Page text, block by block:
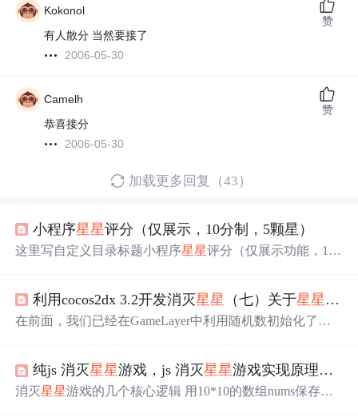
Kokonol
有人散分 当然要接了
2006-05-30
赞
Camelh
恭喜接分
2006-05-30
赞
加载更多回复（43）
小程序星星评分（仅展示，10分制，5颗星）
这里写自定义目录标题小程序星星评分（仅展示功能，10
星） 新写的页面有这个星星评分展示的功能，但是搜了好
久，都不太符合我想要的，于是我就结合别人的，写了自
le:'精选点评', commentList: [
利用cocos2dx 3.2开发消灭星星 （七）关于星星 的算
在前面，我们已经在GameLayer中利用随机数初始化了一
纯js 消灭星星游戏，js 消灭星星游戏实现原理，有道具的消灭
消灭星星游戏的几个核心逻辑 用10*10的数组nums保存星